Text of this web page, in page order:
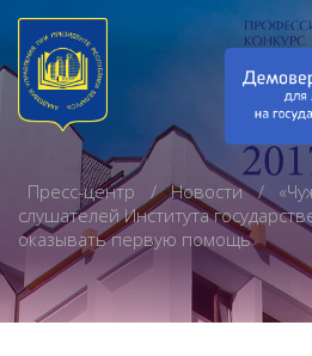
Пресс-центр Новости
слушателей Института
оказывать первую помощь